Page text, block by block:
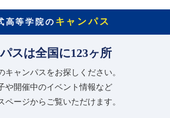
高等学院の キャンパス
スは全国に123ヶ所
キャンパスをお探しください。
や開催中のイベント情報など
ページからご覧いただけます。